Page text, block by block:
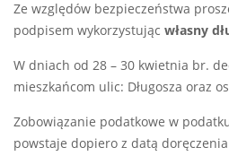
Ze względów bezpieczeństwa
podpisem wykorzystując własny
W dniach od 28 – 30 kwietnia br.
mieszkańcom ulic: Długosza oraz
Zobowiązanie podatkowe w
powstaje dopiero z datą